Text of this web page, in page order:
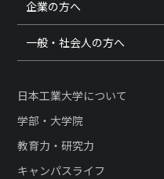
企業の方へ
一般・社会人の方へ
日本工業大学について
学部・大学院
教育力・研究力
キャンパスライフ